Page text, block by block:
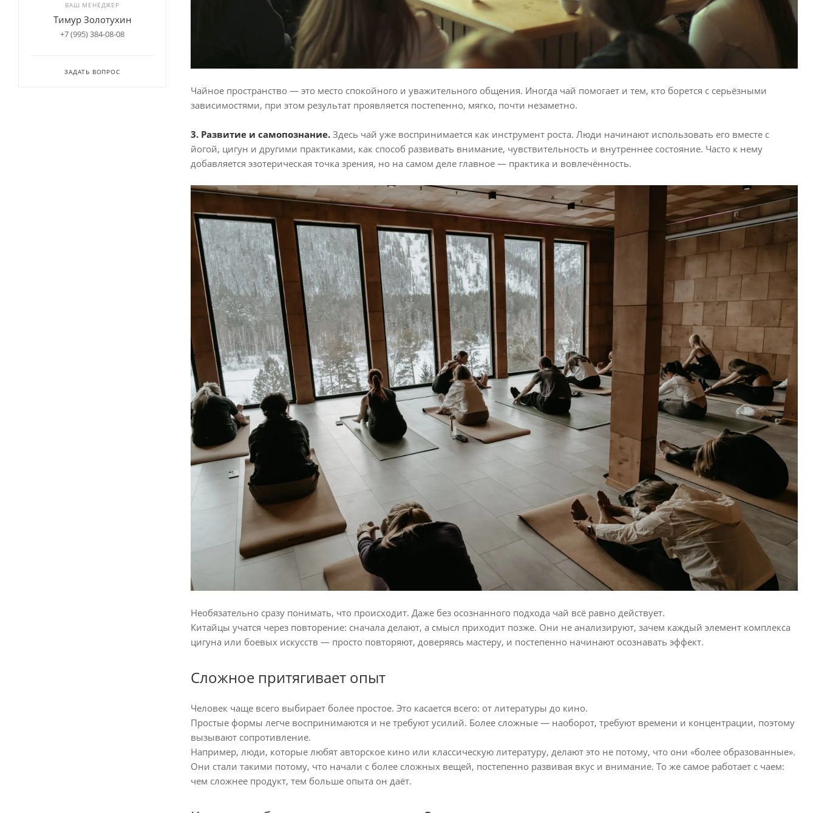
Чайное пространство — это место спокойного и уважительного общения. Иногда чай помогает и тем, кто борется с серьёзными
зависимостями, при этом результат проявляется постепенно, мягко, почти незаметно.
3. Развитие и самопознание. Здесь чай уже воспринимается как инструмент роста. Люди начинают использовать его вместе с
йогой, цигун и другими практиками, как способ развивать внимание, чувствительность и внутреннее состояние. Часто к нему
добавляется эзотерическая точка зрения, но на самом деле главное — практика и вовлечённость.
Необязательно сразу понимать, что происходит. Даже без осознанного подхода чай всё равно действует.
Китайцы учатся через повторение: сначала делают, а смысл приходит позже. Они не анализируют, зачем каждый элемент комплекса
цигуна или боевых искусств — просто повторяют, доверяясь мастеру, и постепенно начинают осознавать эффект.
Сложное притягивает опыт
Человек чаще всего выбирает более простое. Это касается всего: от литературы до кино.
Простые формы легче воспринимаются и не требуют усилий. Более сложные — наоборот, требуют времени и концентрации, поэтому
вызывают сопротивление.
Например, люди, которые любят авторское кино или классическую литературу, делают это не потому, что они «более образованные».
Они стали такими потому, что начали с более сложных вещей, постепенно развивая вкус и внимание. То же самое работает с чаем:
чем сложнее продукт, тем больше опыта он даёт.
ВАШ МЕНЕДЖЕР
Тимур Золотухин
+7 (995) 384-08-08
ЗАДАТЬ ВОПРОС